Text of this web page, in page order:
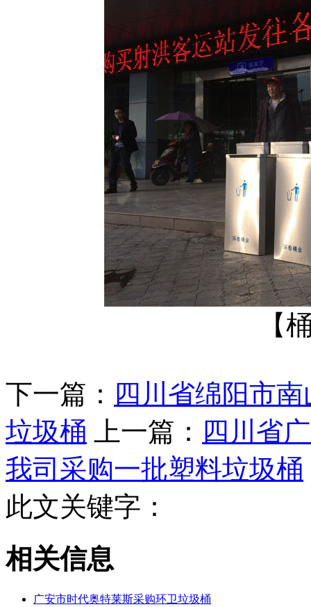
【
下一篇： 四川省绵阳市
垃圾桶
上一篇： 四川省
我司采购一批塑料垃圾桶
此文关键字：
相关信息
广安市时代奥特莱斯采购环卫垃圾桶